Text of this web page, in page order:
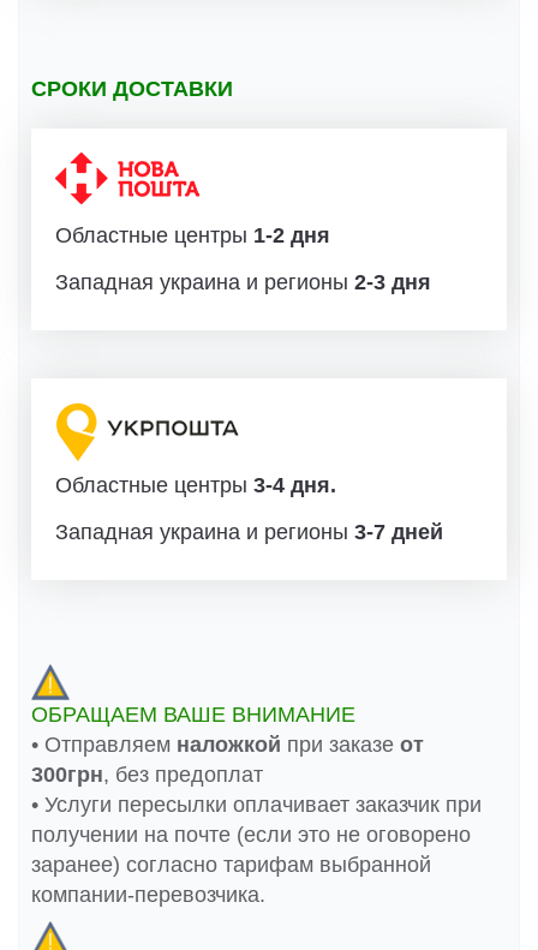
СРОКИ ДОСТАВКИ
Областные центры 1-2 дня
Западная украина и регионы 2-3 дня
Областные центры 3-4 дня.
Западная украина и регионы 3-7 дней
ОБРАЩАЕМ ВАШЕ ВНИМАНИЕ
• Отправляем наложкой при заказе от
300грн, без предоплат
• Услуги пересылки оплачивает заказчик при
получении на почте (если это не оговорено
заранее) согласно тарифам выбранной
компании-перевозчика.